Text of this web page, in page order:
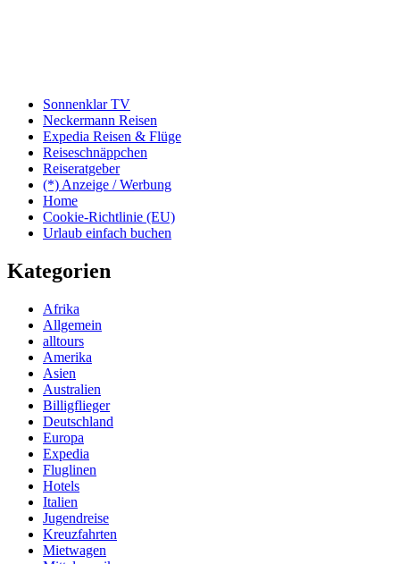
Sonnenklar TV
Neckermann Reisen
Expedia Reisen & Flüge
Reiseschnäppchen
Reiseratgeber
(*) Anzeige / Werbung
Home
Cookie-Richtlinie (EU)
Urlaub einfach buchen
Kategorien
Afrika
Allgemein
alltours
Amerika
Asien
Australien
Billigflieger
Deutschland
Europa
Expedia
Fluglinen
Hotels
Italien
Jugendreise
Kreuzfahrten
Mietwagen